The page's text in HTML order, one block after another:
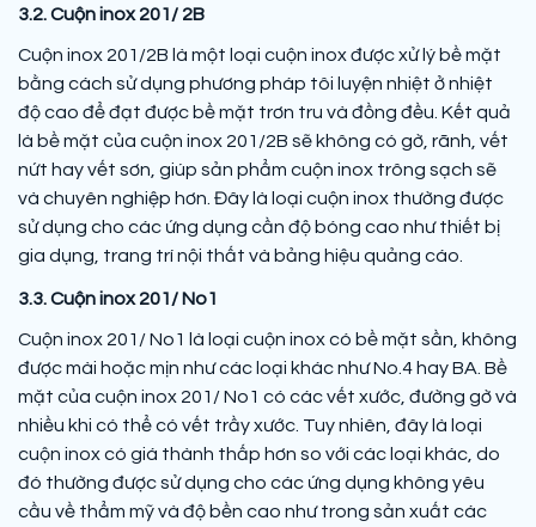
3.2. Cuộn inox 201/ 2B
Cuộn inox 201/2B là một loại cuộn inox được xử lý bề mặt
bằng cách sử dụng phương pháp tôi luyện nhiệt ở nhiệt
độ cao để đạt được bề mặt trơn tru và đồng đều. Kết quả
là bề mặt của cuộn inox 201/2B sẽ không có gờ, rãnh, vết
nứt hay vết sơn, giúp sản phẩm cuộn inox trông sạch sẽ
và chuyên nghiệp hơn. Đây là loại cuộn inox thường được
sử dụng cho các ứng dụng cần độ bóng cao như thiết bị
gia dụng, trang trí nội thất và bảng hiệu quảng cáo.
3.3. Cuộn inox 201/ No1
Cuộn inox 201/ No1 là loại cuộn inox có bề mặt sần, không
được mài hoặc mịn như các loại khác như No.4 hay BA. Bề
mặt của cuộn inox 201/ No1 có các vết xước, đường gờ và
nhiều khi có thể có vết trầy xước. Tuy nhiên, đây là loại
cuộn inox có giá thành thấp hơn so với các loại khác, do
đó thường được sử dụng cho các ứng dụng không yêu
cầu về thẩm mỹ và độ bền cao như trong sản xuất các